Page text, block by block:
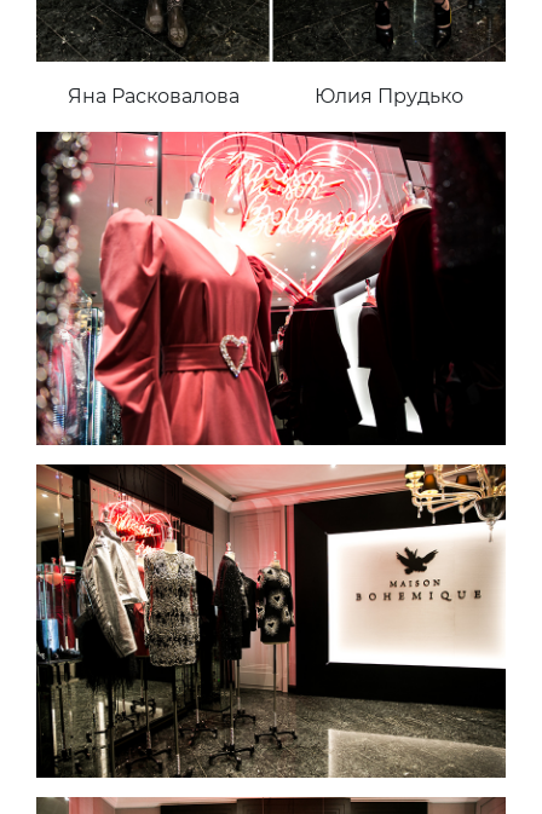
Яна Расковалова Юлия Прудько